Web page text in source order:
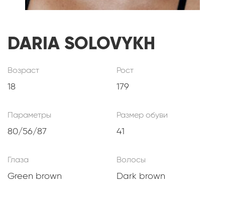
DARIA SOLOVYKH
Возраст
18
Рост
179
Параметры
80/56/87
Размер обуви
41
Глаза
Green brown
Волосы
Dark brown